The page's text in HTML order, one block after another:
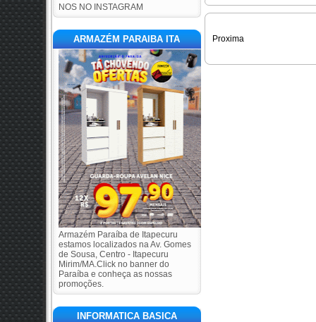
NOS NO INSTAGRAM
ARMAZÉM PARAIBA ITA
Armazém Paraíba de Itapecuru
estamos localizados na Av. Gomes
de Sousa, Centro - Itapecuru
Mirim/MA.Click no banner do
Paraíba e conheça as nossas
promoções.
INFORMATICA BASICA
Proxima